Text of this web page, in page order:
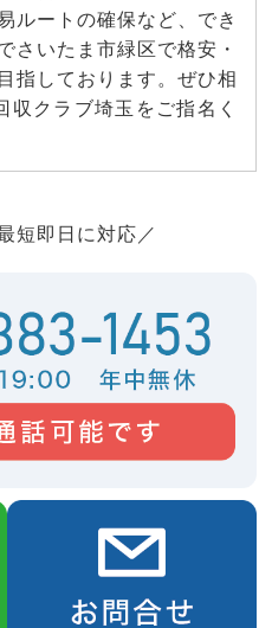
ルートの確保など、でき
さいたま市緑区で格安・
指しております。ぜひ相
収クラブ埼玉をご指名く
短即日に対応／